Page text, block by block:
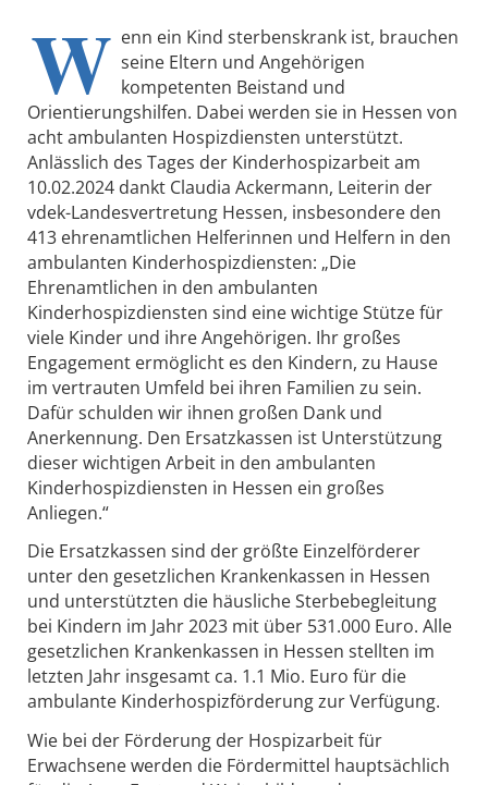
W enn ein Kind sterbenskrank ist, brauchen
seine Eltern und Angehörigen
kompetenten Beistand und
Orientierungs­hilfen. Dabei werden sie in Hessen von
acht ambulanten Hospizdiensten unterstützt.
Anlässlich des Tages der Kinderhospizarbeit am
10.02.2024 dankt Claudia Ackermann, Leiterin der
vdek-Landesvertretung Hessen, insbesondere den
413 ehrenamtlichen Helferinnen und Helfern in den
ambulanten Kinderhospizdiensten: „Die
Ehrenamtlichen in den ambulanten
Kinderhospizdiensten sind eine wichtige Stütze für
viele Kinder und ihre Angehörigen. Ihr großes
Engagement ermöglicht es den Kindern, zu Hause
im vertrauten Umfeld bei ihren Familien zu sein.
Dafür schulden wir ihnen großen Dank und
Anerkennung. Den Ersatz­kassen ist Unterstützung
dieser wichtigen Arbeit in den ambulanten
Kinderhospizdiensten in Hessen ein großes
Anliegen.“
Die Ersatzkassen sind der größte Einzelförderer
unter den gesetzlichen Kranken­kassen in Hessen
und unterstützten die häusliche Sterbe­begleitung
bei Kindern im Jahr 2023 mit über 531.000 Euro. Alle
gesetzlichen Kranken­kassen in Hessen stellten im
letzten Jahr insgesamt ca. 1.1 Mio. Euro für die
ambulante Kinderhospizförderung zur Verfügung.
Wie bei der Förderung der Hospizarbeit für
Erwachsene werden die Fördermittel hauptsächlich